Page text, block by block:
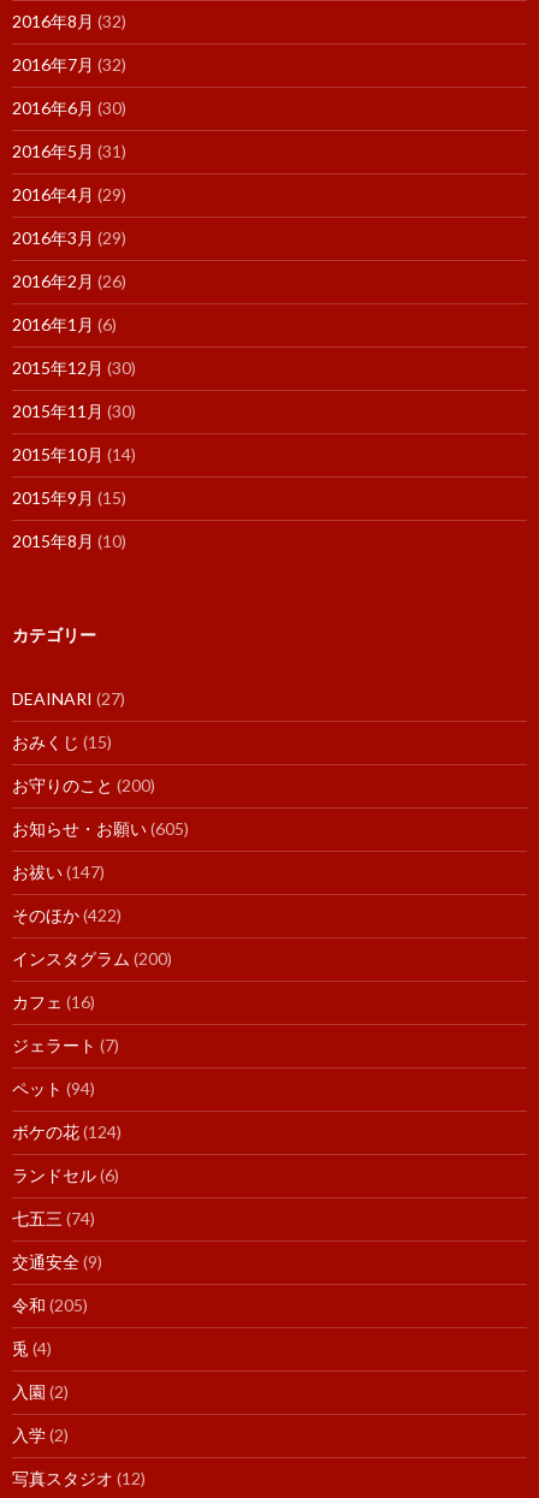
2016年8月 (32)
2016年7月 (32)
2016年6月 (30)
2016年5月 (31)
2016年4月 (29)
2016年3月 (29)
2016年2月 (26)
2016年1月 (6)
2015年12月 (30)
2015年11月 (30)
2015年10月 (14)
2015年9月 (15)
2015年8月 (10)
カテゴリー
DEAINARI (27)
おみくじ (15)
お守りのこと (200)
お知らせ・お願い(605)
お祓い(147)
そのほか(422)
インスタグラム (200)
カフェ (16)
ジェラート (7)
ペット (94)
ボケの花(124)
ランドセル(6)
七五三 (74)
交通安全(9)
令和 (205)
兎 (4)
入園 (2)
入学(2)
写真スタジオ (12)